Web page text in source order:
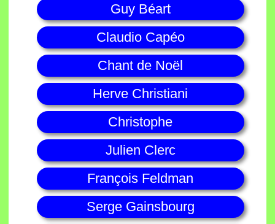
Guy Béart
Claudio Capéo
Chant de Noël
Herve Christiani
Christophe
Julien Clerc
François Feldman
Serge Gainsbourg